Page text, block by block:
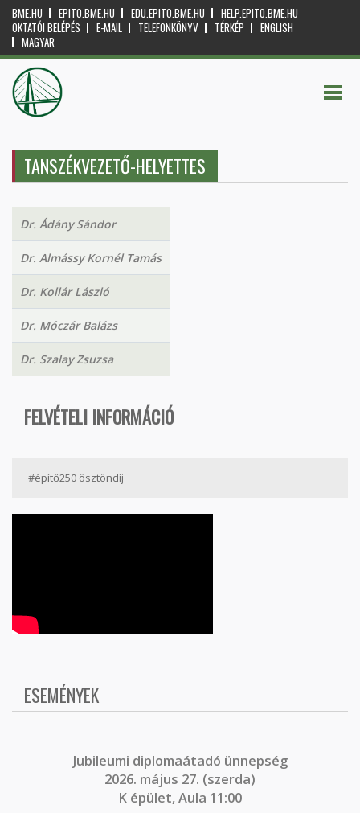
BME.HU EPITO.BME.HU EDU.EPITO.BME.HU
HELP.EPITO.BME.HU
OKTATÓI BELÉPÉS
E-MAIL TELEFONKÖNYV TÉRKÉP
ENGLISH
MAGYAR
TANSZÉKVEZETŐ-HELYETTES
Dr. Ádány Sándor
Dr. Almássy Kornél Tamás
Dr. Kollár László
Dr. Móczár Balázs
Dr. Szalay Zsuzsa
FELVÉTELI INFORMÁCIÓ
#építő250 ösztöndíj
ESEMÉNYEK
Jubileumi diplomaátadó ünnepség
2026. május 27. (szerda)
K épület, Aula 11:00